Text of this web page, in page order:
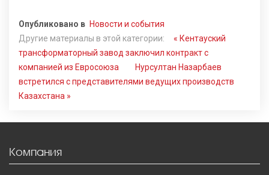
Опубликовано в Новости и события
Другие материалы в этой категории:
« Кентауский
трансформаторный завод заключил контракт с
компанией из Евросоюза
Нурсултан Назарбаев
встретился с представителями ведущих производств
Казахстана »
Компания